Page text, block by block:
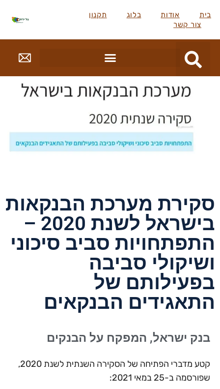
בית אודות בלוג
תקנון
צור קשר
סקירת מערכת הבנקאות
בישראל לשנת 2020 –
התפתחויות סביב סיכוני
ושיקולי סביבה
בפעילותם של
התאגידים הבנקאים
בנק ישראל, המפקח על הבנקים
קטע מדברי הפתיחה של הסקירה השנתית לשנת 2020,
שפורסמה ב-25 במאי 2021: